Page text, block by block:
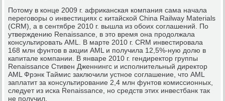
Потому в конце 2009 г. африканская компания сама начала
переговоры о инвестициях с китайской China Railway Materials
(CRM), а в сентябре 2010 г. вышла из обоих соглашений. По
утверждению Renaissance, в это время она продолжала
консультировать AML. В марте 2010 г. CRM инвестировала
168 млн фунтов в акции AML и получила 12,5%-ную долю в
капитале компании. В январе 2010 г. гендиректор группы
Renaissance Стивен Дженнингс и исполнительный директор
AML Фрэнк Таймис заключили устное соглашение, что AML
заплатит за консультирование 2,4 млн фунтов комиссионных,
следует из иска Renaissance, но средств этих инвестбанк так
не получил.